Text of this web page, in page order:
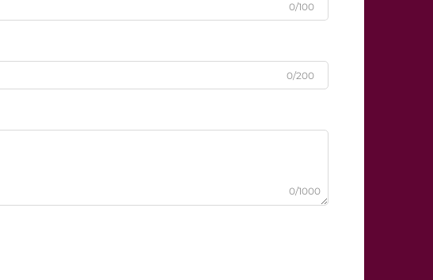
0/100
0/200
0/1000